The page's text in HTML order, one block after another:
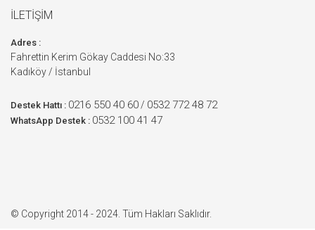
İLETİŞİM
Adres :
Fahrettin Kerim Gökay Caddesi No:33
Kadıköy / İstanbul
Destek Hattı : 0216 550 40 60/ 0532 772 48 72
WhatsApp Destek : 0532 100 41 47
© Copyright 2014 - 2024. Tüm Hakları Saklıdır.